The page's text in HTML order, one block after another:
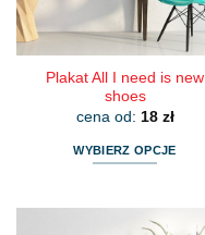
stronie
produktu
Plakat All I need is new
shoes
cena od: 18 zł
WYBIERZ OPCJE